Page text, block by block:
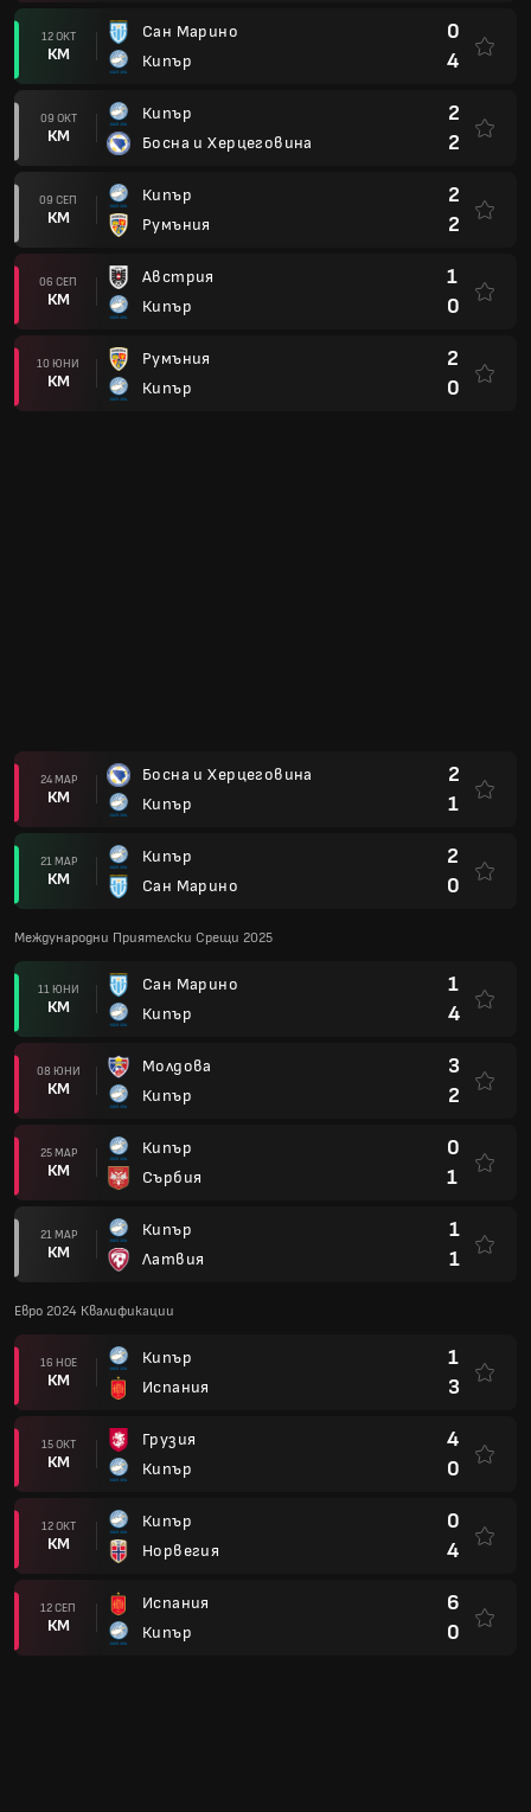
12 ОКТ
КМ
Сан Марино
Кипър
0
4
09 ОКТ
КМ
Кипър
Босна и Херцеговина
2
2
09 СЕП
КМ
Кипър
Румъния
2
2
06 СЕП
КМ
Австрия
Кипър
1
0
10 ЮНИ
КМ
Румъния
Кипър
2
0
24 МАР
КМ
Босна и Херцеговина
Кипър
2
1
21 МАР
КМ
Кипър
Сан Марино
2
0
Международни Приятелски Срещи 2025
11 ЮНИ
КМ
Сан Марино
Кипър
1
4
08 ЮНИ
КМ
Молдова
Кипър
3
2
25 МАР
КМ
Кипър
Сърбия
0
1
21 МАР
КМ
Кипър
Латвия
1
1
Евро 2024 Квалификации
16 НОЕ
КМ
Кипър
Испания
1
3
15 ОКТ
КМ
Грузия
Кипър
4
0
12 ОКТ
КМ
Кипър
Норвегия
0
4
12 СЕП
КМ
Испания
Кипър
6
0